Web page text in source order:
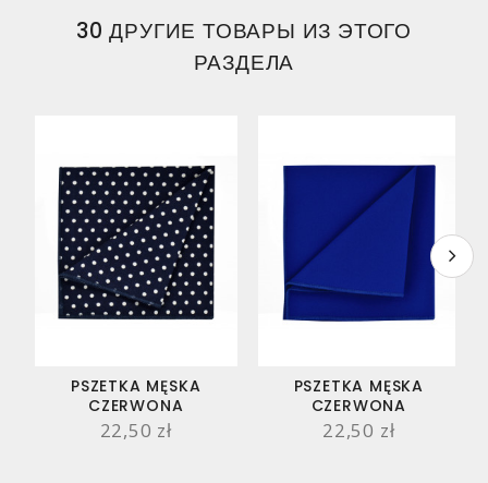
30 ДРУГИЕ ТОВАРЫ ИЗ ЭТОГО
РАЗДЕЛА
PSZETKA MĘSKA
CZERWONA
22,50 zł
PSZETKA MĘSKA
CZERWONA
22,50 zł